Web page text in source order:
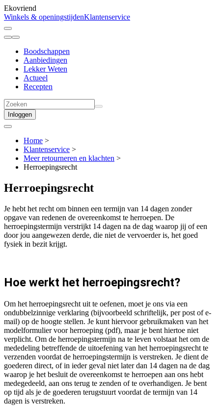
Ekovriend
Winkels & openingstijdenKlantenservice
Boodschappen
Aanbiedingen
Lekker Weten
Actueel
Recepten
Inloggen
Home >
Klantenservice >
Meer retourneren en klachten >
Herroepingsrecht
Herroepingsrecht
Je hebt het recht om binnen een termijn van 14 dagen zonder
opgave van redenen de overeenkomst te herroepen. De
herroepingstermijn verstrijkt 14 dagen na de dag waarop jij of een
door jou aangewezen derde, die niet de vervoerder is, het goed
fysiek in bezit krijgt.
Hoe werkt het herroepingsrecht?
Om het herroepingsrecht uit te oefenen, moet je ons via een
ondubbelzinnige verklaring (bijvoorbeeld schriftelijk, per post of e-
mail) op de hoogte stellen. Je kunt hiervoor gebruikmaken van het
modelformulier voor herroeping (pdf), maar je bent hiertoe niet
verplicht. Om de herroepingstermijn na te leven volstaat het om de
mededeling betreffende de uitoefening van het herroepingsrecht te
verzenden voordat de herroepingstermijn is verstreken. Je dient de
goederen direct, of in ieder geval niet later dan 14 dagen na de dag
waarop je het besluit de overeenkomst te herroepen aan ons hebt
medegedeeld, aan ons terug te zenden of te overhandigen. Je bent
op tijd als je de goederen terugstuurt voordat de termijn van 14
dagen is verstreken.